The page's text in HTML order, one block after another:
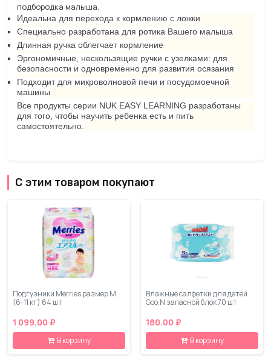
подбородка малыша.
Идеальна для перехода к кормлению с ложки
Специально разработана для ротика Вашего малыша
Длинная ручка облегчает кормление
Эргономичные, нескользящие ручки с узелками: для
безопасности и одновременно для развития осязания
Подходит для микроволновой печи и посудомоечной
машины
Все продукты серии NUK EASY LEARNING разработаны
для того, чтобы научить ребенка есть и пить
самостоятельно.
С этим товаром покупают
Подгузники Merries размер М
(6-11 кг) 64 шт
1 099.00 ₽
В корзину
Влажные салфетки для детей
Goo.N запасной блок 70 шт
180.00 ₽
В корзину